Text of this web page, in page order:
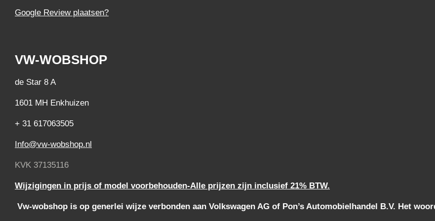
Google Review plaatsen?
VW-WOBSHOP
de Star 8 A
1601 MH Enkhuizen
+ 31 617063505
Info@vw-wobshop.nl
KVK 37135116
Wijzigingen in prijs of model voorbehouden-Alle prijzen zijn inclusief 21% BTW.
Vw-wobshop is op generlei wijze verbonden aan Volkswagen AG of Pon’s Automobielhandel B.V. Het